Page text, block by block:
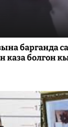
барганда
каза болгон